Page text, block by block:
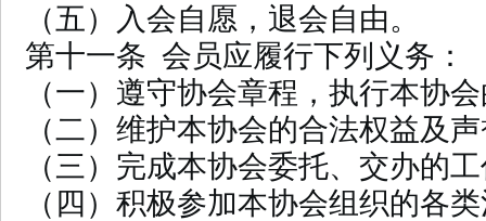
（五）入会自愿，退会自由。
第十一条 会员应履行下列义务：
（一）遵守协会章程，执行本协
（二）维护本协会的合法权益及
（三）完成本协会委托、交办的
（四）积极参加本协会组织的各